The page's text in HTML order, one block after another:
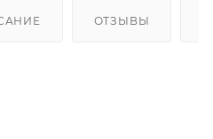
ОТЗЫВЫ